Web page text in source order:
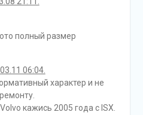
полный размер
06:04.
характер и не
кажись 2005 года с ISX.